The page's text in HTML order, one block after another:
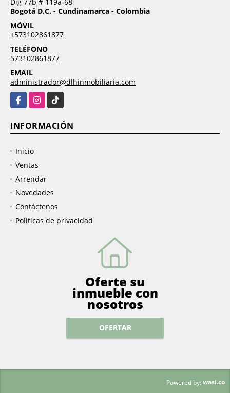
UBICACIÓN
Dig 77b # 119a-68
Bogotá D.C. - Cundinamarca - Colombia
MÓVIL
+573102861877
TELÉFONO
573102861877
EMAIL
administrador@dlhinmobiliaria.com
FacebookInstagram
TikTok
Inicio
Ventas
Arrendar
Novedades
Contáctenos
Oferte su
inmueble con
nosotros
OFERTAR